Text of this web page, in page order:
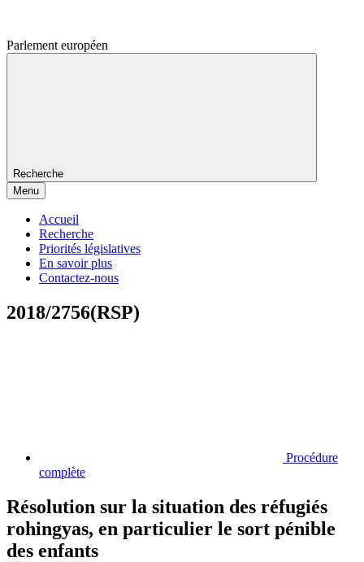
Parlement européen
Recherche
Menu
Accueil
Recherche
Priorités législatives
En savoir plus
Contactez-nous
2018/2756(RSP)
Procédure
complète
Résolution sur la situation des réfugiés
rohingyas, en particulier le sort pénible
des enfants